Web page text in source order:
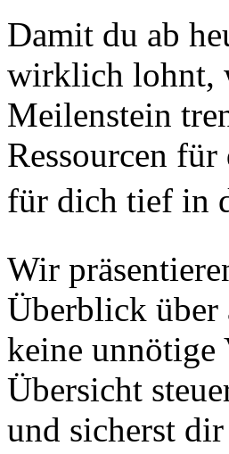
Damit du ab
wirklich lohnt,
Meilenstein
Ressourcen
für dich tief in
Wir
Überblick über
keine unnötige
Übersicht
und sicherst